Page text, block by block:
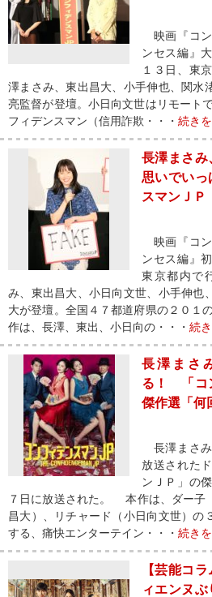
映画『コ
ンセス編』
１３日、東
澤まさみ、東出昌大、小手伸也、関水
亮監督が登壇。小日向文世はリモー
フィデンスマン（信用詐欺・・・ 続き
長澤まさみ
思いでい
スマンＪ
映画『コ
ンセス編』
東京都内で
み、東出昌大、小日向文世、小手伸也
大が登壇。全国４７都道府県の２０
作は、長澤、東出、小日向の・・・ 続
長澤まさ
る！ 「コ
傑作選「何
長澤まさみ
放送された
ンＪＰ」の
７日に放送された。 本作は、ダー子
昌大）、リチャード（小日向文世）の
する、痛快エンターテイン・・・ 続き
【芸能コ
ィエンヌ